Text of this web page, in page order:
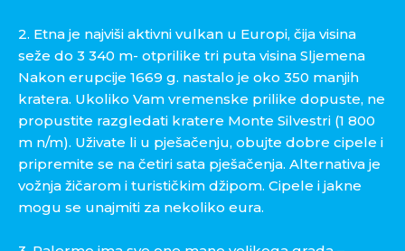
2. Etna je najviši aktivni vulkan u Europi, čija visina
seže do 3 340 m- otprilike tri puta visina Sljemena
Nakon erupcije 1669 g. nastalo je oko 350 manjih
kratera. Ukoliko Vam vremenske prilike dopuste, ne
propustite razgledati kratere Monte Silvestri (1 800
m n/m). Uživate li u pješačenju, obujte dobre cipele i
pripremite se na četiri sata pješačenja. Alternativa je
vožnja žičarom i turističkim džipom. Cipele i jakne
mogu se unajmiti za nekoliko eura.